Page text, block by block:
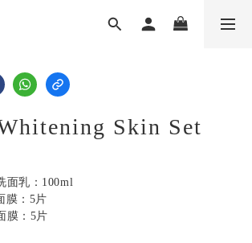
Skin Set
面乳：100ml
膜：5片
膜：5片